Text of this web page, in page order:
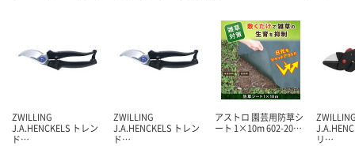
ZWILLING
J.A.HENCKELS トレン
ド…
ZWILLING
J.A.HENCKELS トレン
ド…
アストロ 園芸用防草シ
ート 1×10m 602-20…
リ…